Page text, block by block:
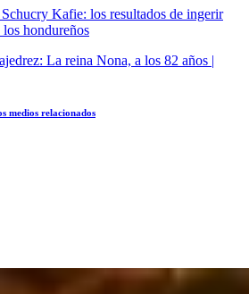
Kafie: los resultados de ingerir
los hondureños
La reina Nona, a los 82 años |
medios relacionados